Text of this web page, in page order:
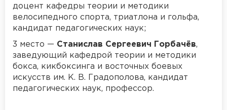
доцент кафедры теории и методики
велосипедного спорта, триатлона и гольфа,
кандидат педагогических наук;
3 место — Станислав Сергеевич Горбачёв,
заведующий кафедрой теории и методики
бокса, кикбоксинга и восточных боевых
искусств им. К. В. Градополова, кандидат
педагогических наук, профессор.